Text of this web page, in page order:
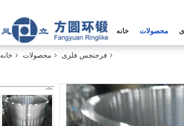
خانه محصولات
خانه محصولات فرجنجس فلزی